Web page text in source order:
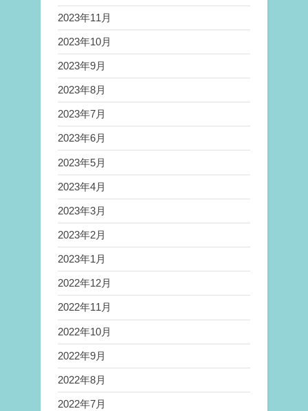
2023年11月
2023年10月
2023年9月
2023年8月
2023年7月
2023年6月
2023年5月
2023年4月
2023年3月
2023年2月
2023年1月
2022年12月
2022年11月
2022年10月
2022年9月
2022年8月
2022年7月